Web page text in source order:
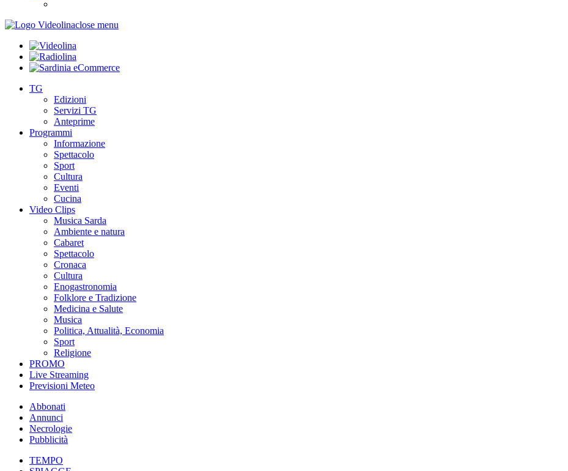
close menu
TG
Edizioni
Servizi TG
Anteprime
Programmi
Informazione
Spettacolo
Sport
Cultura
Eventi
Cucina
Video Clips
Musica Sarda
Ambiente e natura
Cabaret
Spettacolo
Cronaca
Cultura
Enogastronomia
Folklore e Tradizione
Medicina e Salute
Musica
Politica, Attualità, Economia
Sport
Religione
PROMO
Live Streaming
Previsioni Meteo
Abbonati
Annunci
Necrologie
Pubblicità
TEMPO